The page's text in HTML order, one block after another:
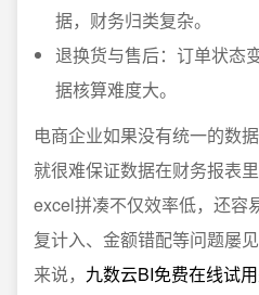
据，财务归类复杂。
退换货与售后：订单状态
据核算难度大。
电商企业如果没有统一的数
就很难保证数据在财务报表
excel拼凑不仅效率低，还容
复计入、金额错配等问题屡
来说， 九数云BI免费在线试用